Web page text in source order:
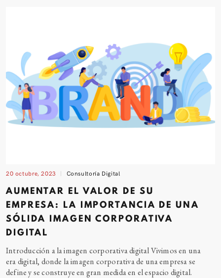
20 octubre, 2023 Consultoría Digital
AUMENTAR EL VALOR DE SU
EMPRESA: LA IMPORTANCIA DE UNA
SÓLIDA IMAGEN CORPORATIVA
DIGITAL
Introducción a la imagen corporativa digital Vivimos en una
era digital, donde la imagen corporativa de una empresa se
define y se construye en gran medida en el espacio digital.